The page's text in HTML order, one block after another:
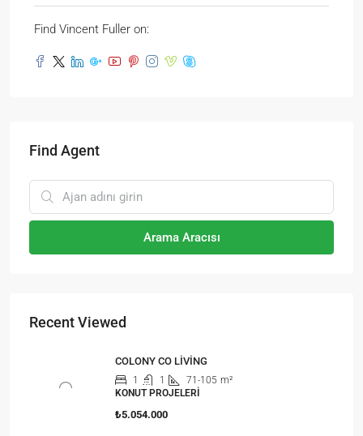
Find Vincent Fuller on:
Find Agent
Arama Aracısı
Recent Viewed
COLONY CO LİVİNG
1 1 71-105 m²
KONUT PROJELERI
₺5.054.000